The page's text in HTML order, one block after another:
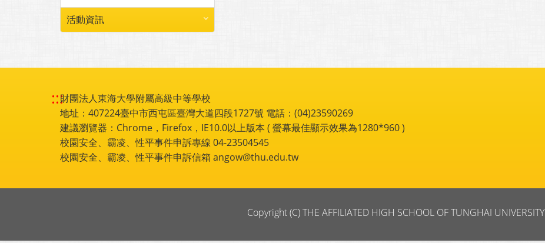
活動資訊
:::財團法人東海大學附屬高級中等學校
地址：407224臺中市西屯區臺灣大道四段1727號 電話：(04)23590269
建議瀏覽器：Chrome，Firefox，IE10.0以上版本 ( 螢幕最佳顯示效果為1280*960 )
校園安全、霸凌、性平事件申訴專線 04-23504545
校園安全、霸凌、性平事件申訴信箱 angow@thu.edu.tw
Copyright (C) THE AFFILIATED HIGH SCHOOL OF TUNGHAI UNIVERSITY